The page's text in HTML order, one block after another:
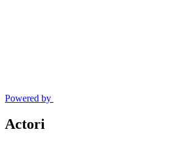
Powered by
Actori